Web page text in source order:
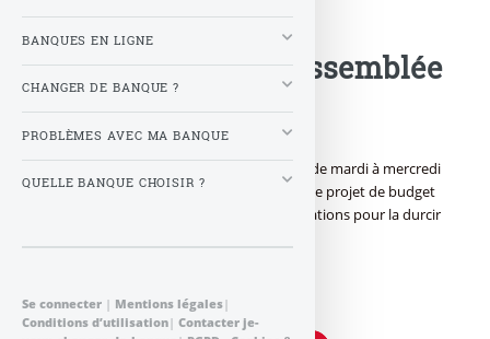
votée, avec des
modifications, à l’Assemblée
nationale
L’Assemblée nationale a voté dans la nuit de mardi à mercredi
la réforme de l’assurance-vie prévue dans le projet de budget
rectificatif 2013, avec une série de modifications pour la durcir
FranceTransactions.comà 0 h 0
BANQUES EN LIGNE
CHANGER DE BANQUE ?
PROBLÈMES AVEC MA BANQUE
QUELLE BANQUE CHOISIR ?
Se connecter | Mentions légales|
Conditions d’utilisation| Contacter je-